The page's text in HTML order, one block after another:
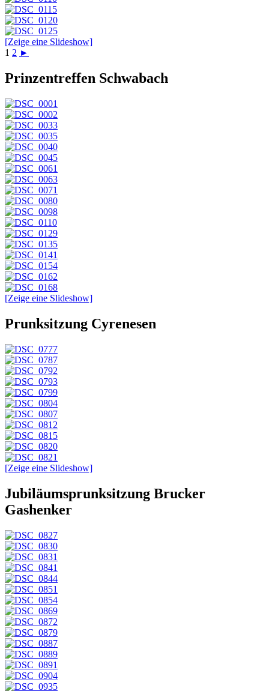
[Zeige eine Slideshow]
1 2 ►
Prinzentreffen Schwabach
[Zeige eine Slideshow]
Prunksitzung Cyrenesen
[Zeige eine Slideshow]
Jubiläumsprunksitzung Brucker
Gashenker